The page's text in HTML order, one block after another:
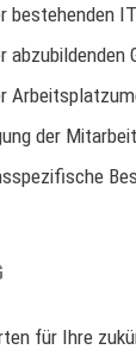
bestehenden
abzubildenden
der
für Ihre